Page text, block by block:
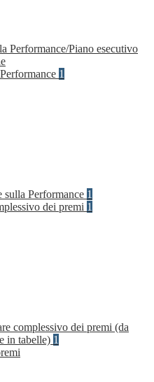
Performance/Piano esecutivo
1
sulla Performance 1
dei premi 1
complessivo dei premi (da
in tabelle) 1